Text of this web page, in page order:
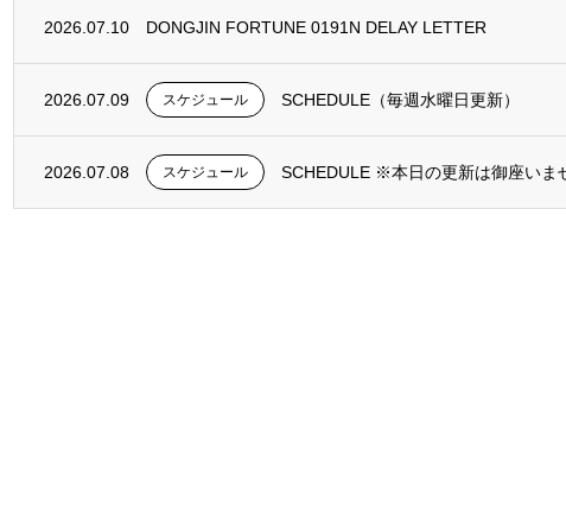
2026.07.10 DONGJIN FORTUNE 0191N DELAY LETTER
2026.07.09 スケジュール SCHEDULE（毎週水曜日更新）
2026.07.08 スケジュール SCHEDULE ※本日の更新は御座いま